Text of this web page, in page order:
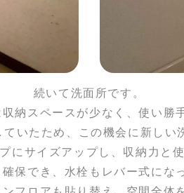
続いて洗面所です。
納スペースが少なく、使い勝
いたため、この機会に新しい
にサイズアップし、収納力と
保でき、水栓もレバー式にな